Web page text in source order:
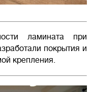
ламината при
покрытия и
крепления.